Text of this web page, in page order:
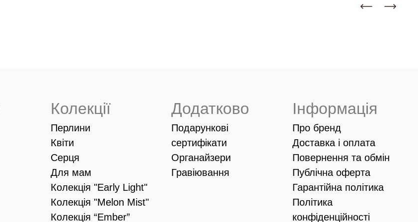
Колекції
Перлини
Квіти
Серця
Для мам
Колекція "Early Light"
Колекція "Melon Mist"
Колекція “Ember”
Додатково
Подарункові
сертифікати
Органайзери
Гравіювання
Інформація
Про бренд
Доставка і оплата
Повернення та обмін
Публічна оферта
Гарантійна політика
Політика
конфіденційності